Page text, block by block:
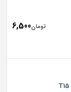
تومان6,500